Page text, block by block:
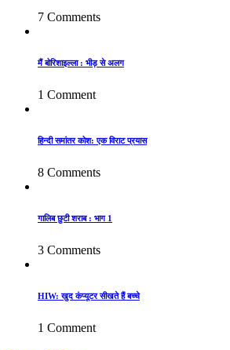
7 Comments
मैं बोरिशाइल्ला : भीड़ से अलग
1 Comment
हिन्दी समांतर कोश: एक विराट प्रयास
8 Comments
गालिब छुटी शराब : भाग 1
3 Comments
HIW: खुद कंप्यूटर सीखते हैं बच्चे
1 Comment